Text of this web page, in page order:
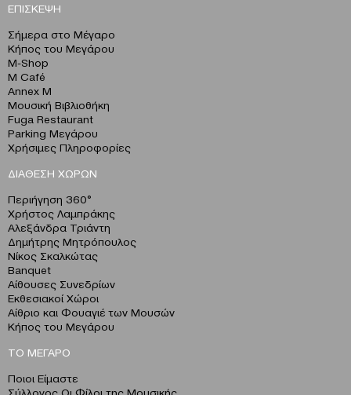
ΕΠΙΣΚΕΨΗ
Σήμερα στο Μέγαρο
Κήπος του Μεγάρου
M-Shop
M Café
Annex M
Μουσική Βιβλιοθήκη
Fuga Restaurant
Parking Μεγάρου
Χρήσιμες Πληροφορίες
ΔΙΑΘΕΣΗ ΧΩΡΩΝ
Περιήγηση 360°
Χρήστος Λαμπράκης
Αλεξάνδρα Τριάντη
Δημήτρης Μητρόπουλος
Νίκος Σκαλκώτας
Banquet
Αίθουσες Συνεδρίων
Εκθεσιακοί Χώροι
Αίθριο και Φουαγιέ των Μουσών
Κήπος του Μεγάρου
ΤΟ ΜΕΓΑΡΟ
Ποιοι Είμαστε